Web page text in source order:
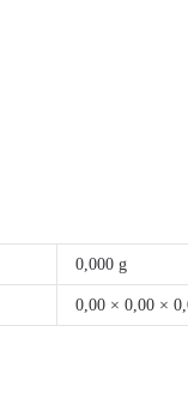
0,000 g
0,00 × 0,00 ×